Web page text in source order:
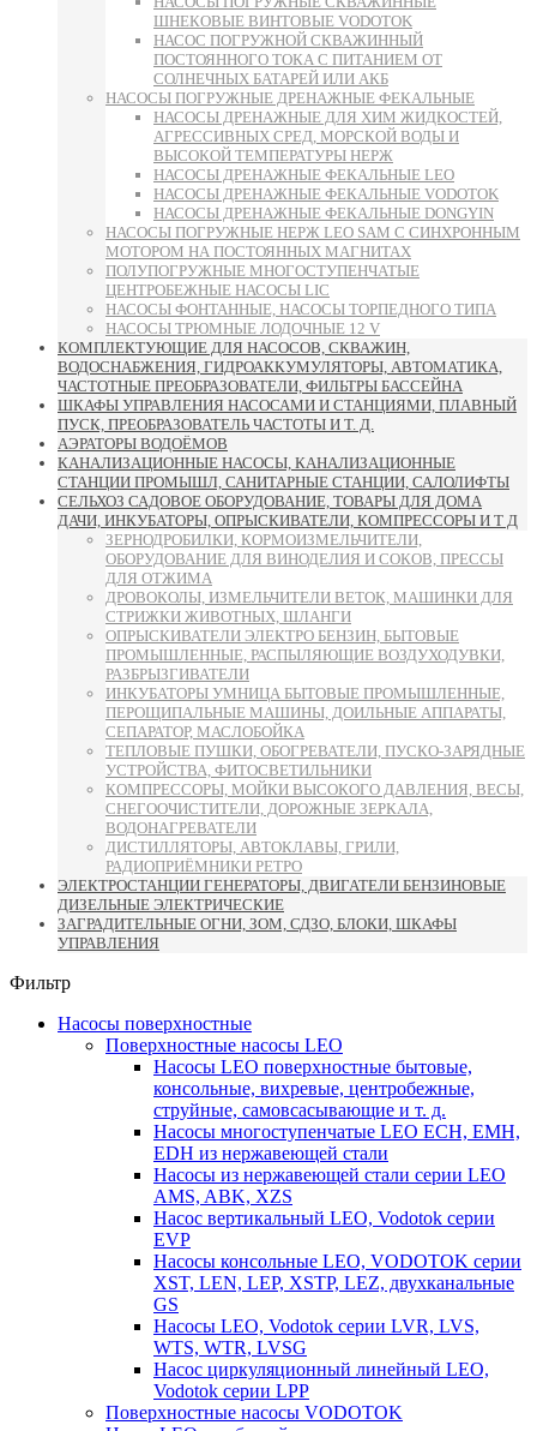
ШНЕКОВЫЕ ВИНТОВЫЕ VODOTOK
НАСОС ПОГРУЖНОЙ СКВАЖИННЫЙ
ПОСТОЯННОГО ТОКА С ПИТАНИЕМ ОТ
СОЛНЕЧНЫХ БАТАРЕЙ ИЛИ АКБ
НАСОСЫ ПОГРУЖНЫЕ ДРЕНАЖНЫЕ ФЕКАЛЬНЫЕ
НАСОСЫ ДРЕНАЖНЫЕ ДЛЯ ХИМ ЖИДКОСТЕЙ,
АГРЕССИВНЫХ СРЕД, МОРСКОЙ ВОДЫ И
ВЫСОКОЙ ТЕМПЕРАТУРЫ НЕРЖ
НАСОСЫ ДРЕНАЖНЫЕ ФЕКАЛЬНЫЕ LEO
НАСОСЫ ДРЕНАЖНЫЕ ФЕКАЛЬНЫЕ VODOTOK
НАСОСЫ ДРЕНАЖНЫЕ ФЕКАЛЬНЫЕ DONGYIN
НАСОСЫ ПОГРУЖНЫЕ НЕРЖ LEO SAM С СИНХРОННЫМ
МОТОРОМ НА ПОСТОЯННЫХ МАГНИТАХ
ПОЛУПОГРУЖНЫЕ МНОГОСТУПЕНЧАТЫЕ
ЦЕНТРОБЕЖНЫЕ НАСОСЫ LIC
НАСОСЫ ФОНТАННЫЕ, НАСОСЫ ТОРПЕДНОГО ТИПА
НАСОСЫ ТРЮМНЫЕ ЛОДОЧНЫЕ 12 V
КОМПЛЕКТУЮЩИЕ ДЛЯ НАСОСОВ, СКВАЖИН,
ВОДОСНАБЖЕНИЯ, ГИДРОАККУМУЛЯТОРЫ, АВТОМАТИКА,
ЧАСТОТНЫЕ ПРЕОБРАЗОВАТЕЛИ, ФИЛЬТРЫ БАССЕЙНА
ШКАФЫ УПРАВЛЕНИЯ НАСОСАМИ И СТАНЦИЯМИ, ПЛАВНЫЙ
ПУСК, ПРЕОБРАЗОВАТЕЛЬ ЧАСТОТЫ И Т. Д.
АЭРАТОРЫ ВОДОЁМОВ
КАНАЛИЗАЦИОННЫЕ НАСОСЫ, КАНАЛИЗАЦИОННЫЕ
СТАНЦИИ ПРОМЫШЛ, САНИТАРНЫЕ СТАНЦИИ, САЛОЛИФТЫ
СЕЛЬХОЗ САДОВОЕ ОБОРУДОВАНИЕ, ТОВАРЫ ДЛЯ ДОМА
ДАЧИ, ИНКУБАТОРЫ, ОПРЫСКИВАТЕЛИ, КОМПРЕССОРЫ И Т Д
ЗЕРНОДРОБИЛКИ, КОРМОИЗМЕЛЬЧИТЕЛИ,
ОБОРУДОВАНИЕ ДЛЯ ВИНОДЕЛИЯ И СОКОВ, ПРЕССЫ
ДЛЯ ОТЖИМА
ДРОВОКОЛЫ, ИЗМЕЛЬЧИТЕЛИ ВЕТОК, МАШИНКИ ДЛЯ
СТРИЖКИ ЖИВОТНЫХ, ШЛАНГИ
ОПРЫСКИВАТЕЛИ ЭЛЕКТРО БЕНЗИН, БЫТОВЫЕ
ПРОМЫШЛЕННЫЕ, РАСПЫЛЯЮЩИЕ ВОЗДУХОДУВКИ,
РАЗБРЫЗГИВАТЕЛИ
ИНКУБАТОРЫ УМНИЦА БЫТОВЫЕ ПРОМЫШЛЕННЫЕ,
ПЕРОЩИПАЛЬНЫЕ МАШИНЫ, ДОИЛЬНЫЕ АППАРАТЫ,
СЕПАРАТОР, МАСЛОБОЙКА
ТЕПЛОВЫЕ ПУШКИ, ОБОГРЕВАТЕЛИ, ПУСКО-ЗАРЯДНЫЕ
УСТРОЙСТВА, ФИТОСВЕТИЛЬНИКИ
КОМПРЕССОРЫ, МОЙКИ ВЫСОКОГО ДАВЛЕНИЯ, ВЕСЫ,
СНЕГООЧИСТИТЕЛИ, ДОРОЖНЫЕ ЗЕРКАЛА,
ВОДОНАГРЕВАТЕЛИ
ДИСТИЛЛЯТОРЫ, АВТОКЛАВЫ, ГРИЛИ,
РАДИОПРИЁМНИКИ РЕТРО
ЭЛЕКТРОСТАНЦИИ ГЕНЕРАТОРЫ, ДВИГАТЕЛИ БЕНЗИНОВЫЕ
ДИЗЕЛЬНЫЕ ЭЛЕКТРИЧЕСКИЕ
ЗАГРАДИТЕЛЬНЫЕ ОГНИ, ЗОМ, СДЗО, БЛОКИ, ШКАФЫ
УПРАВЛЕНИЯ
Фильтр
Насосы поверхностные
Поверхностные насосы LEO
Насосы LEO поверхностные бытовые,
консольные, вихревые, центробежные,
струйные, самовсасывающие и т. д.
Насосы многоступенчатые LEO ECH, EMH,
EDH из нержавеющей стали
Насосы из нержавеющей стали серии LEO
AMS, ABK, XZS
Насос вертикальный LEO, Vodotok серии
EVP
Насосы консольные LEO, VODOTOK серии
XST, LEN, LEP, XSTP, LEZ, двухканальные
GS
Насосы LEO, Vodotok серии LVR, LVS,
WTS, WTR, LVSG
Насос циркуляционный линейный LEO,
Vodotok серии LPP
Поверхностные насосы VODOTOK